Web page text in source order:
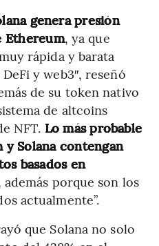
genera presión
Ethereum, ya que
rápida y barata
y web3″, reseñó
de su token nativo
de altcoins
NFT. Lo más probable
Solana contengan
basados en
además porque son los
actualmente”.
que Solana no solo